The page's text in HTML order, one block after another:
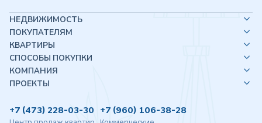
НЕДВИЖИМОСТЬ
ПОКУПАТЕЛЯМ
КВАРТИРЫ
СПОСОБЫ ПОКУПКИ
КОМПАНИЯ
ПРОЕКТЫ
+7 (473) 228-03-30 +7 (960) 106-38-28